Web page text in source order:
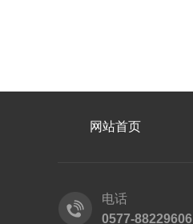
网站首页
电话
0577-88229606